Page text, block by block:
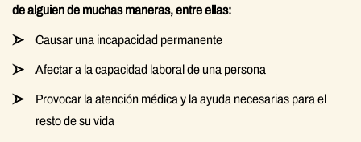
de alguien de muchas maneras, entre ellas:
Causar una incapacidad permanente
Afectar a la capacidad laboral de una persona
Provocar la atención médica y la ayuda necesarias para el
resto de su vida